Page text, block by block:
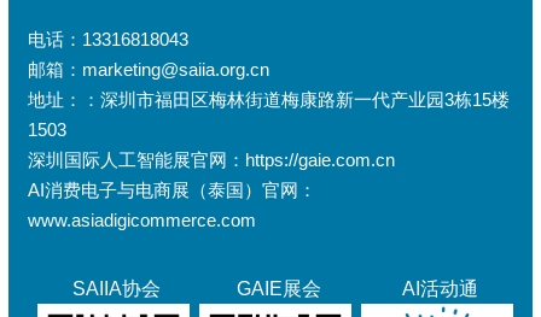
电话：13316818043
邮箱：marketing@saiia.org.cn
地址：：深圳市福田区梅林街道梅康路新一代产业园3栋15楼
1503
深圳国际人工智能展官网：https://gaie.com.cn
AI消费电子与电商展（泰国）官网：
www.asiadigicommerce.com
AI活动通
GAIE展会
SAIIA协会